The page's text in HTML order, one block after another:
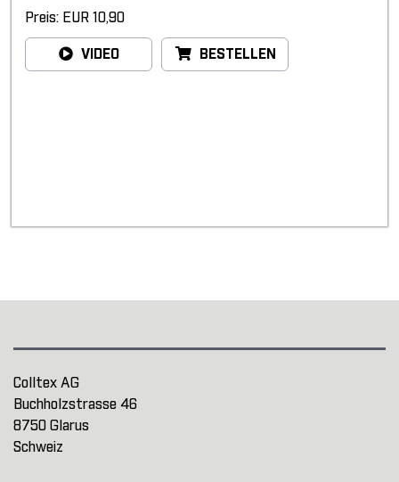
Preis: EUR 10,90
VIDEO BESTELLEN
Colltex AG
Buchholzstrasse 46
8750 Glarus
Schweiz